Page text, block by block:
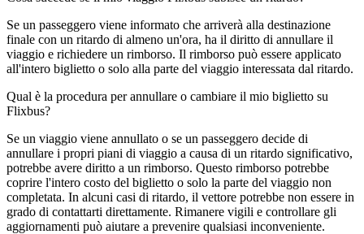
Se un passeggero viene informato che arriverà alla destinazione
finale con un ritardo di almeno un'ora, ha il diritto di annullare il
viaggio e richiedere un rimborso. Il rimborso può essere applicato
all'intero biglietto o solo alla parte del viaggio interessata dal ritardo.
Qual è la procedura per annullare o cambiare il mio biglietto su
Flixbus?
Se un viaggio viene annullato o se un passeggero decide di
annullare i propri piani di viaggio a causa di un ritardo significativo,
potrebbe avere diritto a un rimborso. Questo rimborso potrebbe
coprire l'intero costo del biglietto o solo la parte del viaggio non
completata. In alcuni casi di ritardo, il vettore potrebbe non essere in
grado di contattarti direttamente. Rimanere vigili e controllare gli
aggiornamenti può aiutare a prevenire qualsiasi inconveniente.